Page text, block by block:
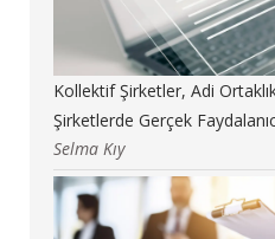
Kollektif Şirketler, Adi
Şirketlerde Gerçek
Selma Kıy